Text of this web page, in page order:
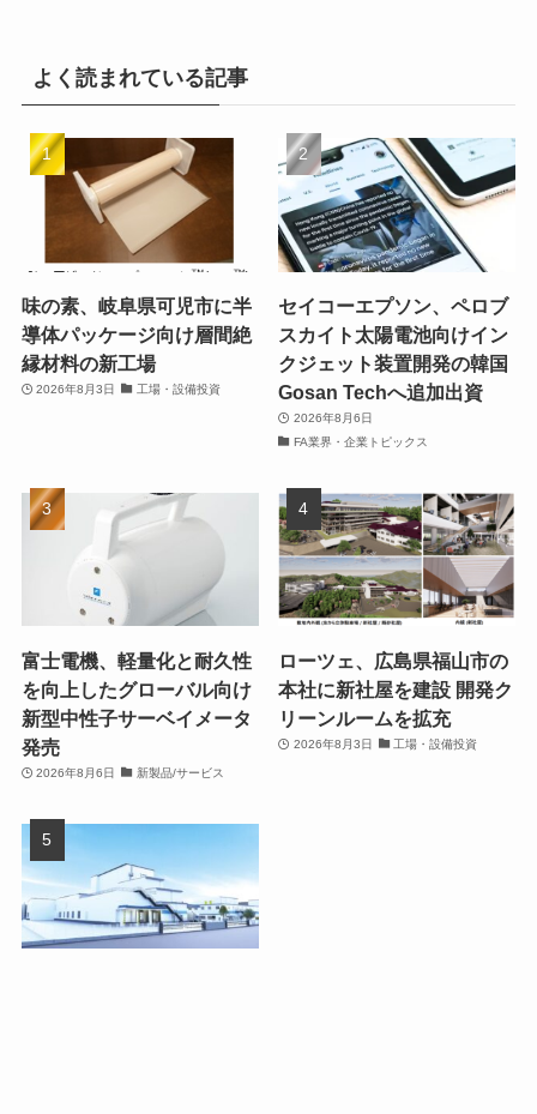
よく読まれている記事
味の素、岐阜県可児市に半
導体パッケージ向け層間絶
縁材料の新工場
2026年8月3日 工場・設備投資
セイコーエプソン、ペロブ
スカイト太陽電池向けイン
クジェット装置開発の韓国
Gosan Techへ追加出資
2026年8月6日
FA業界・企業トピックス
富士電機、軽量化と耐久性
を向上したグローバル向け
新型中性子サーベイメータ
発売
2026年8月6日 新製品/サービス
ローツェ、広島県福山市の
本社に新社屋を建設 開発ク
リーンルームを拡充
2026年8月3日 工場・設備投資